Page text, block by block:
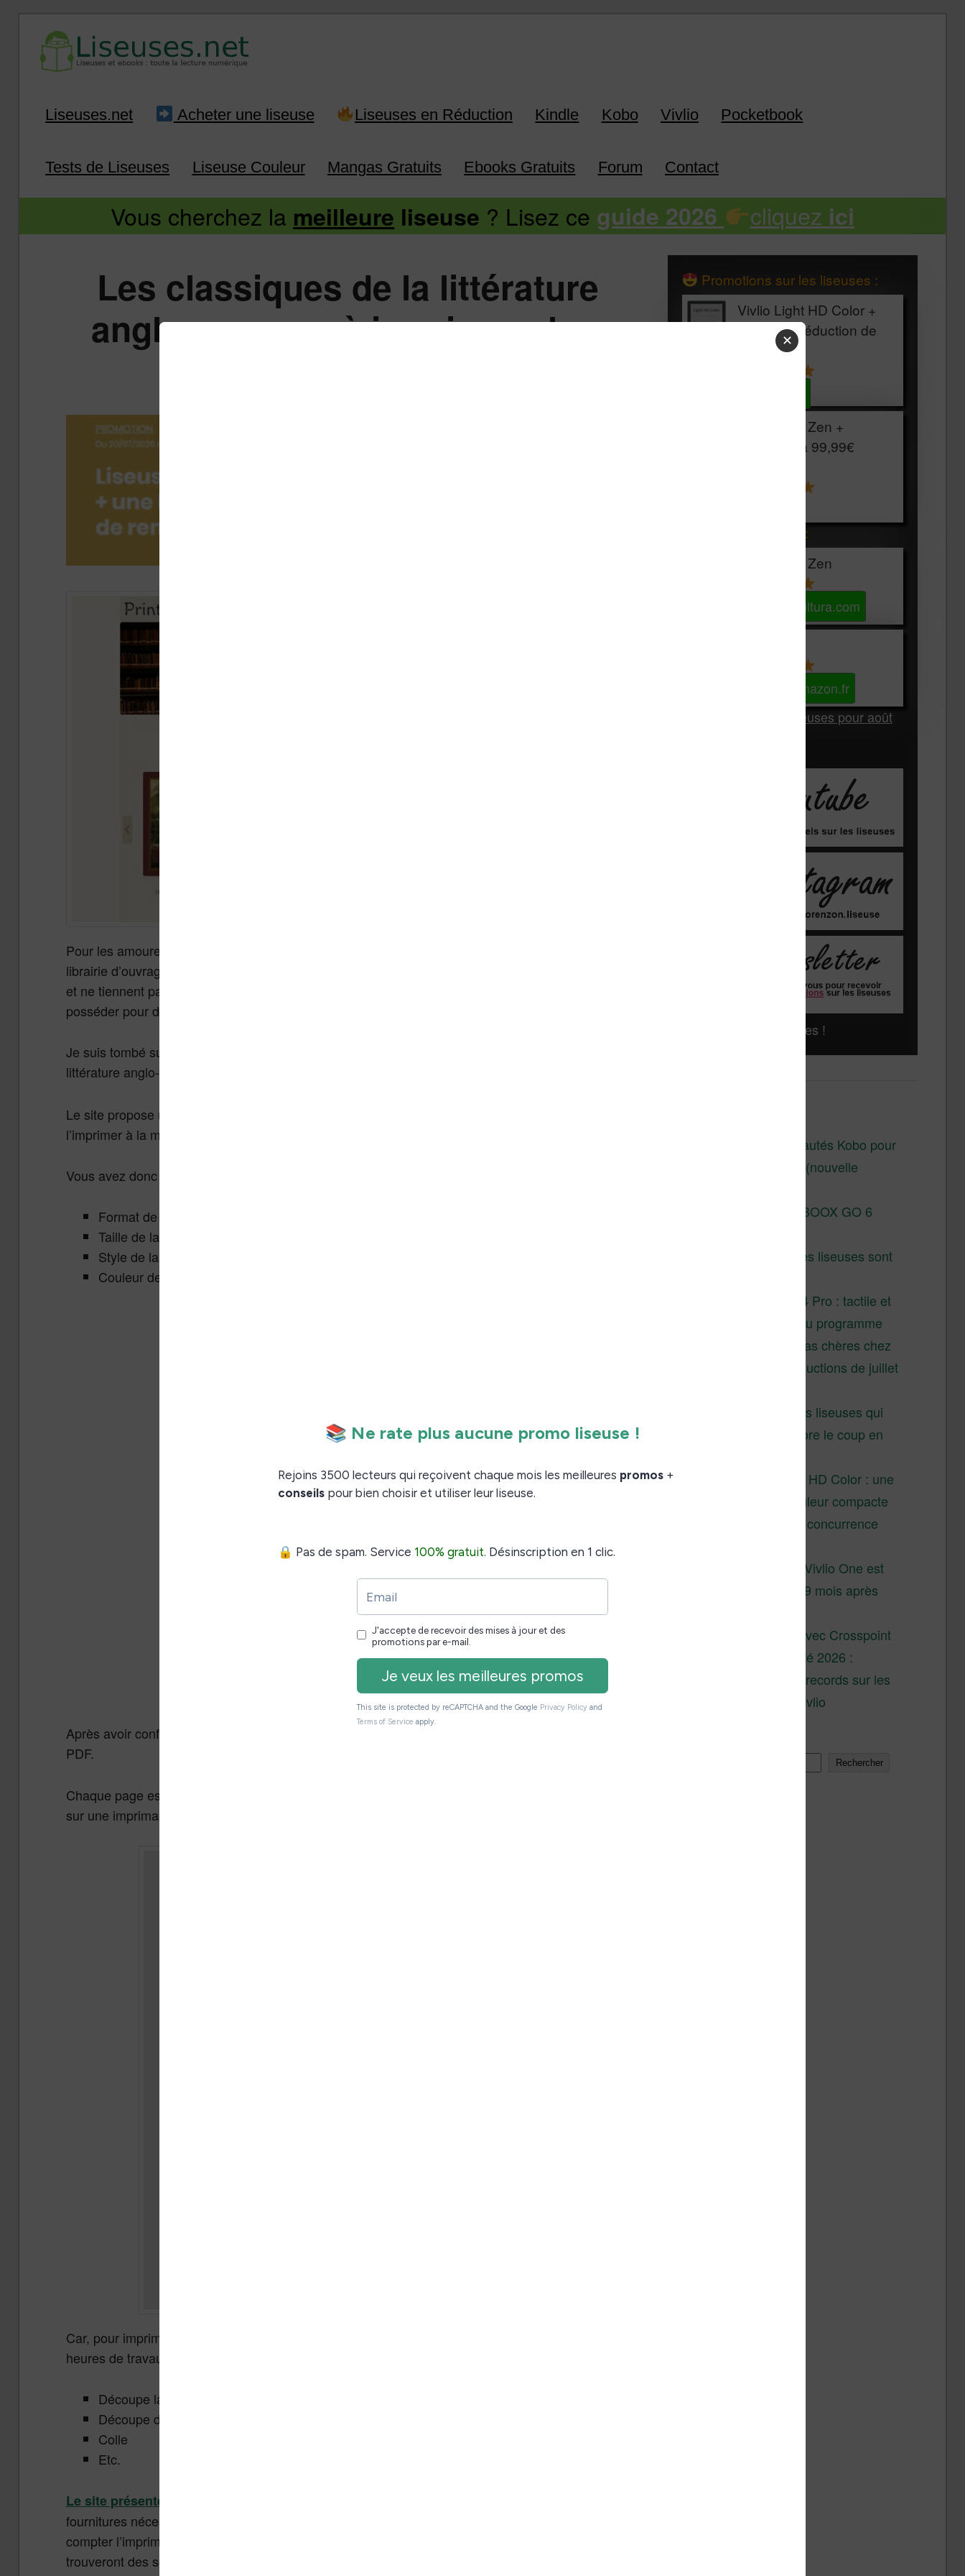
Infos sur les liseuses Kindle, Kobo, Vivlio, Pocketbook
Liseuses.net Acheter une liseuse Liseuses en Réduction Kindle Kobo Vivlio Pocketbook
Tests de Liseuses Liseuse Couleur Mangas Gratuits Ebooks Gratuits Forum Contact
Vous cherchez la meilleure liseuse ? Lisez ce guide 2026 cliquez ici
Les classiques de la littérature
anglo-saxonne à imprimer chez
Pour les amoureux de la lecture que nous sommes, il arrive qu’on ait envie d’avoir une belle
librairie d’ouvrage dans une pièce de notre logement. Car, si les livres électroniques sont pratiques
et ne tiennent pas de place, il arrive qu’on ait simplement envie de feuilleter un livre papier ou d’en
posséder pour des raisons esthétique (ou autre).
Je suis tombé sur un site qui vous permet d’imprimer des livres issus des classiques de la
littérature anglo-saxonne :
Le site propose une sélection d’ouvrages bien connu, en anglais, dans un format qui permet de
l’imprimer à la maison et de créer son propre livre papier !
Vous avez donc les options nécessaires pour personnaliser l’impression :
Format de la page (attention c’est en pouce)
Taille de la police
Style de la couverture
Couleur de la couverture
Après avoir configuré ces paramètres, vous pouvez demander à télécharger le livre au format
PDF.
Chaque page est alors correctement formaté pour permettre une impression du livre à la maison
sur une imprimante. Mais, c’est à ce moment que les choses se gâtent légèrement !
Car, pour imprimer le livre, il faudra naturellement imprimer recto-verso. Puis, vous aurez quelques
heures de travaux manuels à effectuer :
Découpe la couverture
Découpe des pages au bon format
Colle
Etc.
Le site présente à ce sujet des explications assez exhaustives
fournitures nécessaires à la création de votre livre. Le budget est estimé à environ 200€ sans
compter l’imprimante et les frais d’impression. Mais je suis certain que les plus bricoleurs
trouveront des solutions moins onéreuses.
Promotions sur les liseuses :
Vivlio Light HD Color +
HOUSSE réduction de
Vivlio Light Zen +
HOUSSE à 99,99€
Les accessibles :
Vivlio Light Zen
Voir sur Cultura.com
Voir sur Amazon.fr
Les Meilleures liseuses pour août
Liseuses pas chères !
Les nouveautés Kobo pour
la fin 2026 (nouvelle
Test de la BOOX GO 6
Pourquoi les liseuses sont
XTEINK X4 Pro : tactile et
éclairage au programme
Liseuses pas chères chez
Vivlio – réductions de juillet
3 anciennes liseuses qui
valent encore le coup en
Vivlio Light HD Color : une
liseuse couleur compacte
à prix défiant toute concurrence
La liseuse Vivlio One est
un succès 9 mois après
XTEINK X4 : test avec Crosspoint
Soldes d’été 2026 :
réductions records sur les
liseuses Kobo et Vivlio
Rechercher
✕